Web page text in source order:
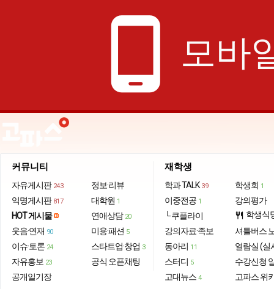
phone_android 모바
커뮤니티
자유게시판 243
익명게시판 817
HOT 게시물
웃음·연재 90
이슈·토론 24
자유홍보 23
공개일기장
정보·리뷰
대학원 1
연애상담 20
미용·패션 5
스타트업·창업 3
공식 오픈채팅
재학생
학과 TALK 39
이중전공 1
└ 쿠플라이
강의자료·족보
동아리 11
스터디 5
고대뉴스 4
학생회 1
강의평가
restaurant 학생식
셔틀버스
열람실 (실
수강신청
고파스 위